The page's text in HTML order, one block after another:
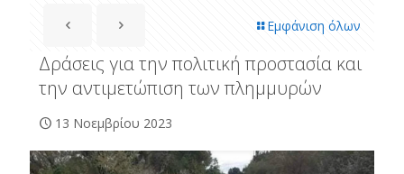
Εμφάνιση όλων
Δράσεις για την πολιτική προστασία και
την αντιμετώπιση των πλημμυρών
13 Νοεμβρίου 2023